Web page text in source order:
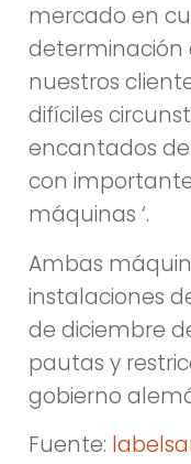
mercado en
determinación
nuestros
difíciles
encantados
con
máquinas ‘.
Ambas
instalaciones
de diciembre
pautas y
gobierno
Fuente: